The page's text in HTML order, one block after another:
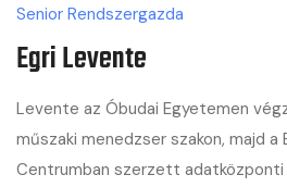
Senior Rendszergazda
Egri Levente
Levente az Óbudai Egyetemen
műszaki menedzser szakon, majd a
Centrumban szerzett adatközponti